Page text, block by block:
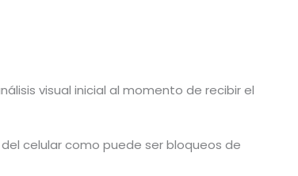
visual inicial al momento de recibir el
celular como puede ser bloqueos de